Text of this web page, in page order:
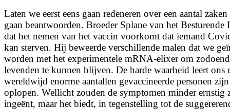
Laten we eerst eens gaan redeneren over een aantal
gaan beantwoorden. Broeder Splane van het Besturende
dat het nemen van het vaccin voorkomt dat iemand
kan sterven. Hij beweerde verschillende malen dat we
worden met het experimentele mRNA-elixer om
levenden te kunnen blijven. De harde waarheid leert ons
wereldwijd enorme aantallen gevaccineerde personen
oplopen. Wellicht zouden de symptomen minder ernstig
ingeënt, maar het biedt, in tegenstelling tot de